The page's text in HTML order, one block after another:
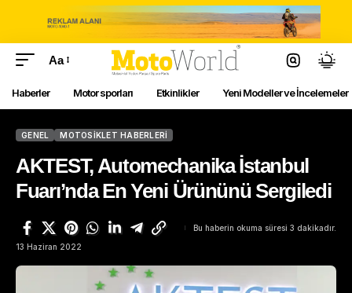
Aa
Haberler Motor sporları Etkinlikler Yeni Modeller ve İncelemeler
GENEL MOTOSIKLET HABERLERI
AKTEST, Automechanika İstanbul
Fuarı’nda En Yeni Ürününü Sergiledi
13 Haziran 2022
Bu haberin okuma süresi 3 dakikadır.